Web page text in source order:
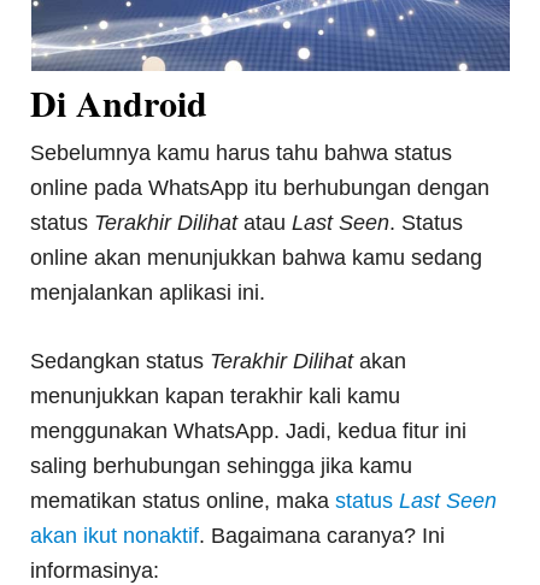
Di Android
Sebelumnya kamu harus tahu bahwa status
online pada WhatsApp itu berhubungan dengan
status Terakhir DilihatatauLast Seen. Status
online akan menunjukkan bahwa kamu sedang
menjalankan aplikasi ini.
Sedangkan status Terakhir Dilihatakan
menunjukkan kapan terakhir kali kamu
menggunakan WhatsApp. Jadi, kedua fitur ini
saling berhubungan sehingga jika kamu
mematikan status online, makastatusLast Seen
akan ikut nonaktif. Bagaimana caranya? Ini
informasinya: